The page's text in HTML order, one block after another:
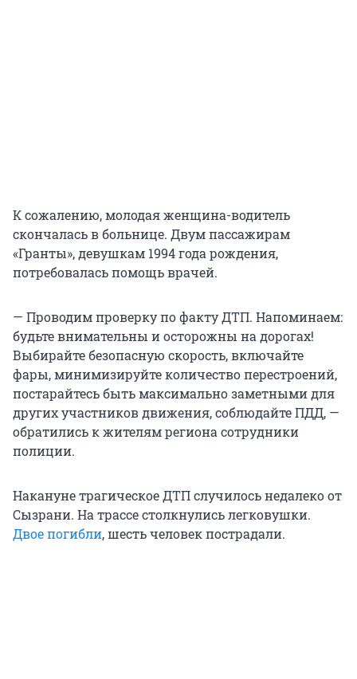
К сожалению, молодая женщина-водитель
скончалась в больнице. Двум пассажирам
«Гранты», девушкам 1994 года рождения,
потребовалась помощь врачей.
— Проводим проверку по факту ДТП. Напоминаем:
будьте внимательны и осторожны на дорогах!
Выбирайте безопасную скорость, включайте
фары, минимизируйте количество перестроений,
постарайтесь быть максимально заметными для
других участников движения, соблюдайте ПДД, —
обратились к жителям региона сотрудники
полиции.
Накануне трагическое ДТП случилось недалеко от
Сызрани. На трассе столкнулись легковушки.
Двое погибли, шесть человек пострадали.